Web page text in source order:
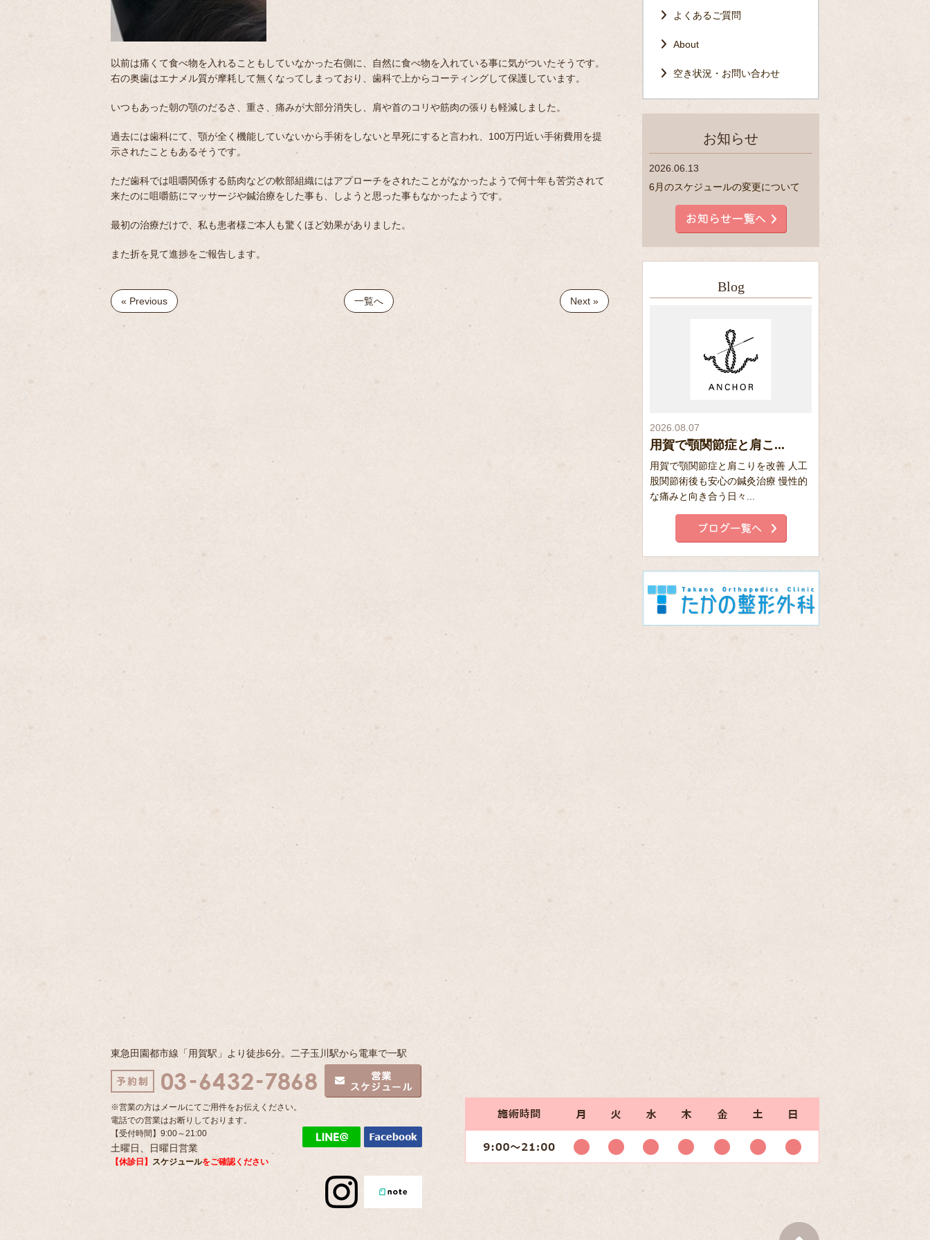
以前は痛くて食べ物を入れることもしていなかった右側に、自然に食べ物を入れている事に気がついたそうです。
右の奥歯はエナメル質が摩耗して無くなってしまっており、歯科で上からコーティングして保護しています。
いつもあった朝の顎のだるさ、重さ、痛みが大部分消失し、肩や首のコリや筋肉の張りも軽減しました。
過去には歯科にて、顎が全く機能していないから手術をしないと早死にすると言われ、100万円近い手術費用を提
示されたこともあるそうです。
ただ歯科では咀嚼関係する筋肉などの軟部組織にはアプローチをされたことがなかったようで何十年も苦労されて
来たのに咀嚼筋にマッサージや鍼治療をした事も、しようと思った事もなかったようです。
最初の治療だけで、私も患者様ご本人も驚くほど効果がありました。
また折を見て進捗をご報告します。
« Previous 一覧へ Next »
よくあるご質問
About
空き状況・お問い合わせ
お知らせ
2026.06.13
6月のスケジュールの変更について
Blog
2026.08.07
用賀で顎関節症と肩こ...
用賀で顎関節症と肩こりを改善 人工
股関節術後も安心の鍼灸治療 慢性的
な痛みと向き合う日々...
東急田園都市線「用賀駅」より徒歩6分。二子玉川駅から電車で一駅
※営業の方はメールにてご用件をお伝えください。
電話での営業はお断りしております。
【受付時間】9:00～21:00
土曜日、日曜日営業
【休診日】 スケジュールをご確認ください